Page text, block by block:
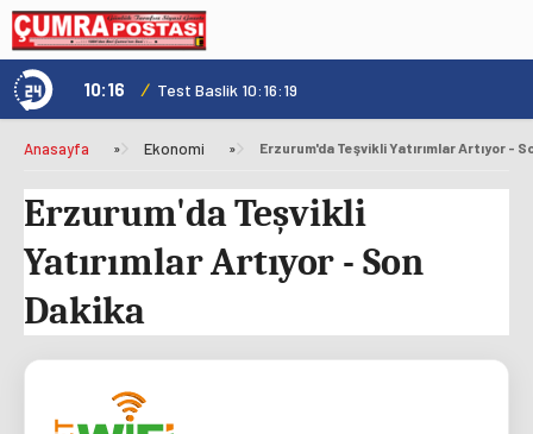
10:16 / Test Baslik 10:16:19
Anasayfa » Ekonomi » Erzurum'da Teşvikli Yatırımlar Artıyor -
Erzurum'da Teşvikli
Yatırımlar Artıyor - Son
Dakika